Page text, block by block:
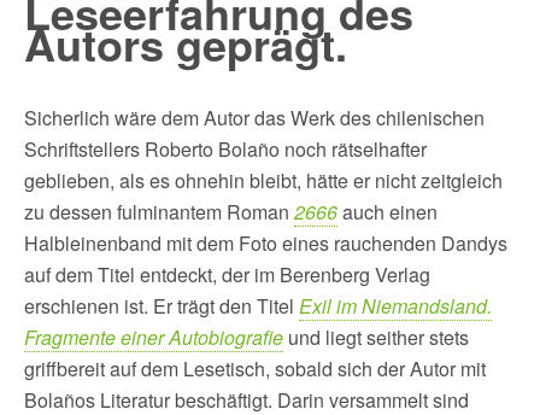
Autors geprägt.
Sicherlich wäre dem Autor das Werk des chilenischen
Schriftstellers Roberto Bolaño noch rätselhafter
geblieben, als es ohnehin bleibt, hätte er nicht zeitgleich
zu dessen fulminantem Roman 2666auch einen
Halbleinenband mit dem Foto eines rauchenden Dandys
auf dem Titel entdeckt, der im Berenberg Verlag
erschienen ist. Er trägt den Titel Exil im Niemandsland.
Fragmente einer Autobiografie und liegt seither stets
griffbereit auf dem Lesetisch, sobald sich der Autor mit
Bolaños Literatur beschäftigt. Darin versammelt sind